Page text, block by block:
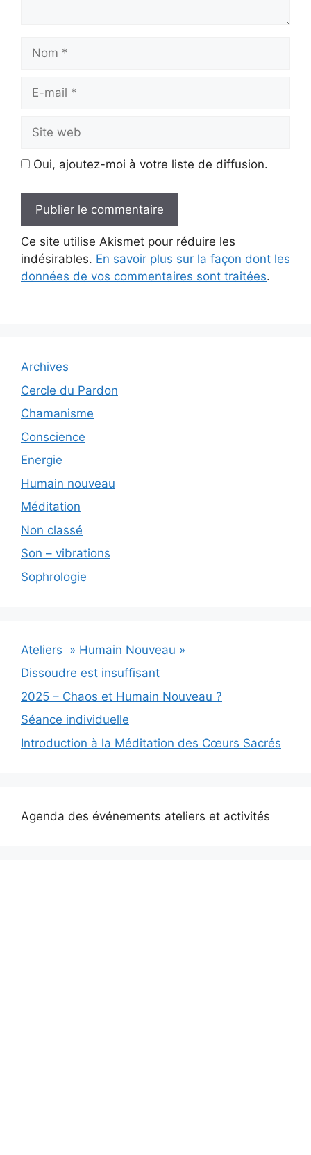
Nom
Site
web
Oui, ajoutez-moi à votre liste de diffusion.
Ce site utilise Akismet pour réduire les
indésirables. En savoir plus sur la façon dont les
données de vos commentaires sont traitées.
Archives
Cercle du Pardon
Chamanisme
Conscience
Energie
Humain nouveau
Méditation
Non classé
Son – vibrations
Sophrologie
Ateliers » Humain Nouveau »
Dissoudre est insuffisant
2025 – Chaos et Humain Nouveau ?
Séance individuelle
Introduction à la Méditation des Cœurs Sacrés
Agenda des événements ateliers et activités